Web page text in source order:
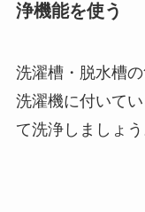
浄機能を使う
洗濯槽・脱水槽
洗濯機に付いて
て洗浄しましょう